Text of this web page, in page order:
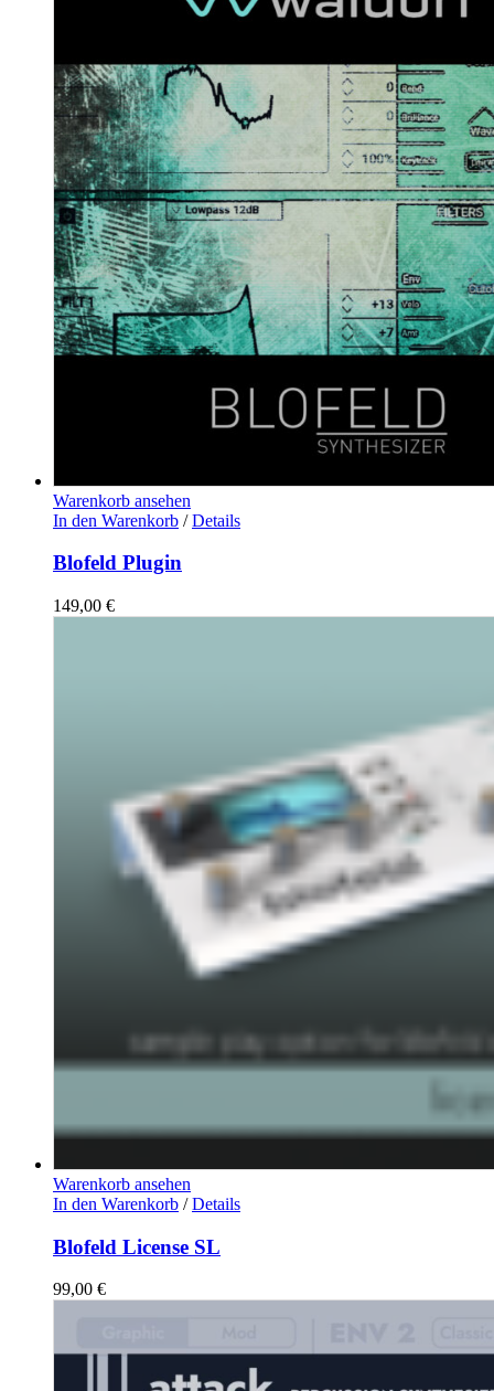
Warenkorb ansehen
In den Warenkorb / Details
Blofeld Plugin
149,00 €
Warenkorb ansehen
In den Warenkorb / Details
Blofeld License SL
99,00 €